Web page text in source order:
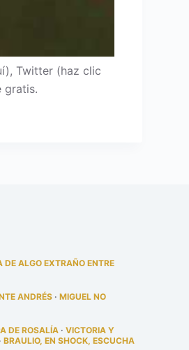
Twitter (haz clic
gratis.
DE ALGO EXTRAÑO ENTRE
ANDRÉS ·MIGUEL NO
DE ROSALÍA ·VICTORIA Y
·BRAULIO, EN SHOCK, ESCUCHA